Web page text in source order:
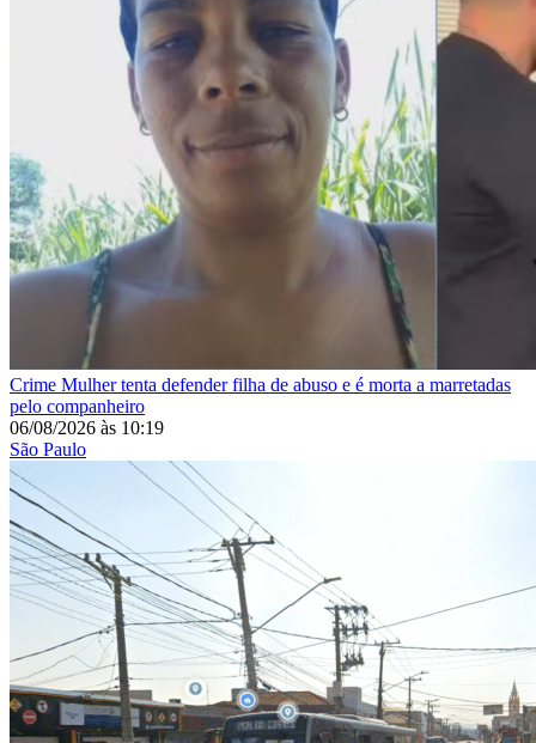
Crime Mulher tenta defender filha de abuso e é morta a marretadas
pelo companheiro
06/08/2026 às 10:19
São Paulo